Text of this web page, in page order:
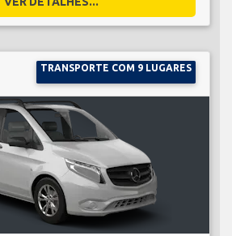
TRANSPORTE COM 9 LUGARES